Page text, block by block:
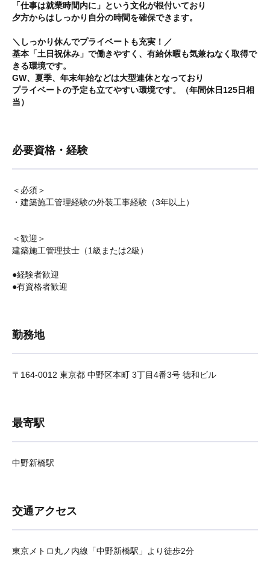
「仕事は就業時間内に」という文化が根付いており
夕方からはしっかり自分の時間を確保できます。
＼しっかり休んでプライベートも充実！／
基本「土日祝休み」で働きやすく、有給休暇も気兼ねなく取得で
きる環境です。
GW、夏季、年末年始などは大型連休となっており
プライベートの予定も立てやすい環境です。（年間休日125日相
当）
必要資格・経験
＜必須＞
・建築施工管理経験の外装工事経験（3年以上）
＜歓迎＞
建築施工管理技士（1級または2級）
●経験者歓迎
●有資格者歓迎
勤務地
〒164-0012 東京都 中野区本町 3丁目4番3号 徳和ビル
最寄駅
中野新橋駅
交通アクセス
東京メトロ丸ノ内線「中野新橋駅」より徒歩2分